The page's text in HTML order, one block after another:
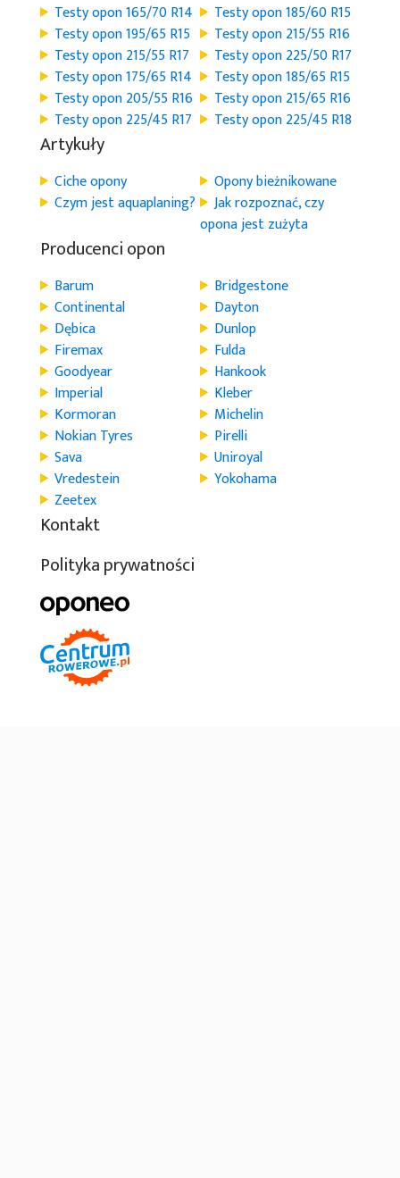
Testy opon 165/70 R14
Testy opon 185/60 R15
Testy opon 195/65 R15
Testy opon 215/55 R16
Testy opon 215/55 R17
Testy opon 225/50 R17
Testy opon 175/65 R14
Testy opon 185/65 R15
Testy opon 205/55 R16
Testy opon 215/65 R16
Testy opon 225/45 R17
Testy opon 225/45 R18
Artykuły
Ciche opony
Opony bieżnikowane
Czym jest aquaplaning?
Jak rozpoznać, czy
opona jest zużyta
Producenci opon
Barum
Bridgestone
Continental
Dayton
Dębica
Dunlop
Firemax
Fulda
Goodyear
Hankook
Imperial
Kleber
Kormoran
Michelin
Nokian Tyres
Pirelli
Sava
Uniroyal
Vredestein
Yokohama
Zeetex
Kontakt
Polityka prywatności